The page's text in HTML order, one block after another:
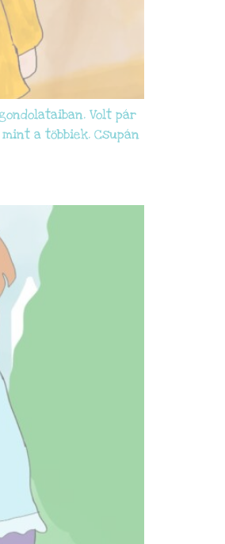
Volt pár
a többiek. Csupán